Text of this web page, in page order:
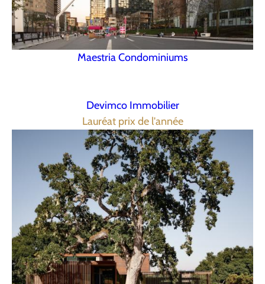
Maestria Condominiums
Devimco Immobilier
Lauréat prix de l'année